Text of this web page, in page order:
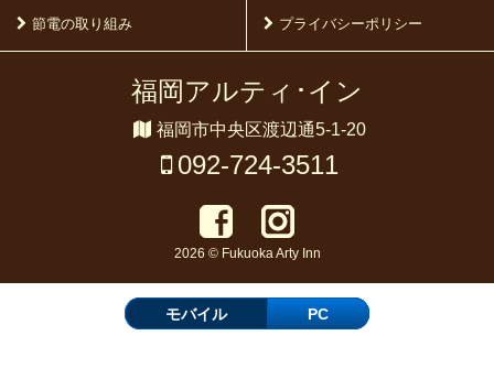
節電の取り組み プライバシーポリシー
福岡アルティ･イン
福岡市中央区渡辺通5-1-20
092-724-3511
2026 © Fukuoka Arty Inn
モバイル PC